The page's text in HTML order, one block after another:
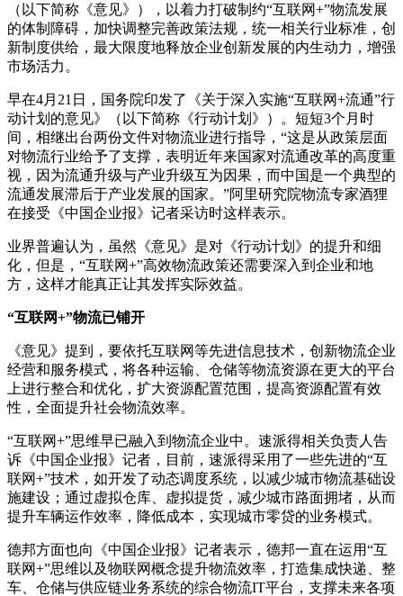
（以下简称《意见》），以着力打破制约“互联网+”物流发展
的体制障碍，加快调整完善政策法规，统一相关行业标准，创
新制度供给，最大限度地释放企业创新发展的内生动力，增强
市场活力。
早在4月21日，国务院印发了《关于深入实施“互联网+流通”行
动计划的意见》（以下简称《行动计划》）。短短3个月时
间，相继出台两份文件对物流业进行指导，“这是从政策层面
对物流行业给予了支撑，表明近年来国家对流通改革的高度重
视，因为流通升级与产业升级互为因果，而中国是一个典型的
流通发展滞后于产业发展的国家。”阿里研究院物流专家酒狸
在接受《中国企业报》记者采访时这样表示。
业界普遍认为，虽然《意见》是对《行动计划》的提升和细
化，但是，“互联网+”高效物流政策还需要深入到企业和地
方，这样才能真正让其发挥实际效益。
“互联网+”物流已铺开
《意见》提到，要依托互联网等先进信息技术，创新物流企业
经营和服务模式，将各种运输、仓储等物流资源在更大的平台
上进行整合和优化，扩大资源配置范围，提高资源配置有效
性，全面提升社会物流效率。
“互联网+”思维早已融入到物流企业中。速派得相关负责人告
诉《中国企业报》记者，目前，速派得采用了一些先进的“互
联网+”技术，如开发了动态调度系统，以减少城市物流基础设
施建设；通过虚拟仓库、虚拟提货，减少城市路面拥堵，从而
提升车辆运作效率，降低成本，实现城市零贷的业务模式。
德邦方面也向《中国企业报》记者表示，德邦一直在运用“互
联网+”思维以及物联网概念提升物流效率，打造集成快递、整
车、仓储与供应链业务系统的综合物流IT平台，支撑未来各项